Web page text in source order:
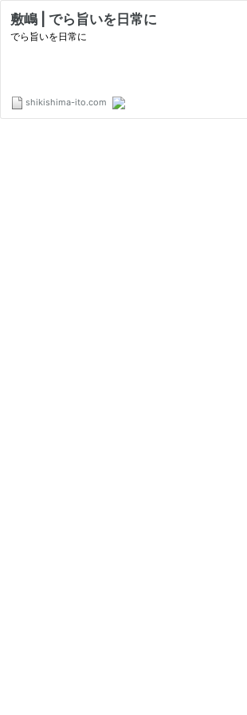
敷嶋 | でら旨いを日常に
でら旨いを日常に
shikishima-ito.com